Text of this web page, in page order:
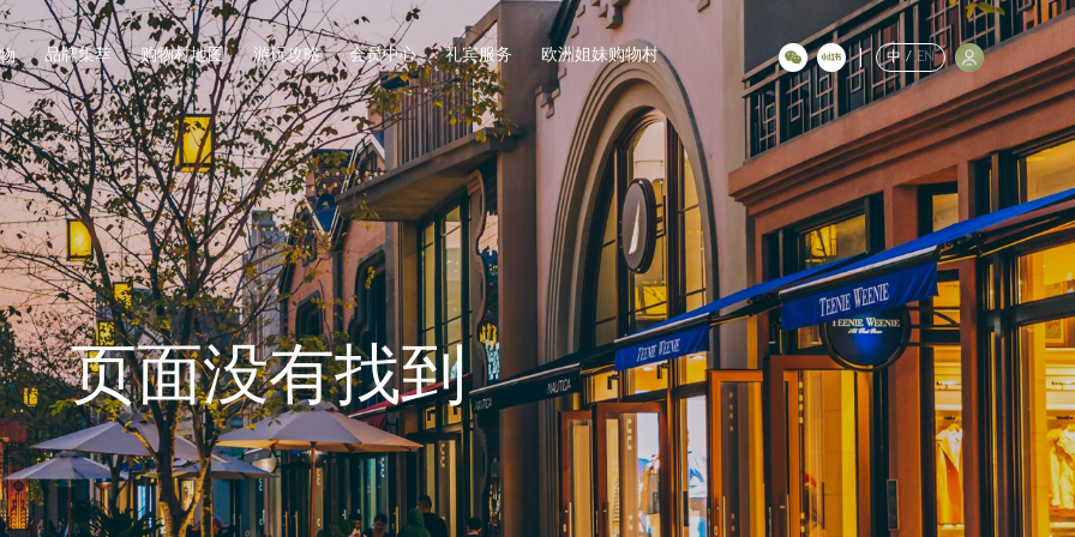
品牌集萃 购物村地图 游玩攻略 会员中心 礼宾服务 欧洲姐妹购物村 中 / EN
页面没有找到